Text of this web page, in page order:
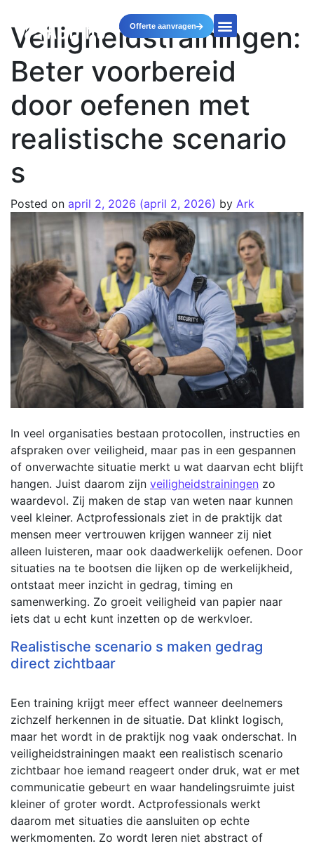
Offerte aanvragen
Veiligheidstrainingen:
Beter voorbereid
door oefenen met
realistische scenario
s
Posted on april 2, 2026 (april 2, 2026) by Ark
In veel organisaties bestaan protocollen, instructies en
afspraken over veiligheid, maar pas in een gespannen
of onverwachte situatie merkt u wat daarvan echt blijft
hangen. Juist daarom zijn veiligheidstrainingen zo
waardevol. Zij maken de stap van weten naar kunnen
veel kleiner. Actprofessionals ziet in de praktijk dat
mensen meer vertrouwen krijgen wanneer zij niet
alleen luisteren, maar ook daadwerkelijk oefenen. Door
situaties na te bootsen die lijken op de werkelijkheid,
ontstaat meer inzicht in gedrag, timing en
samenwerking. Zo groeit veiligheid van papier naar
iets dat u echt kunt inzetten op de werkvloer.
Realistische scenario s maken gedrag
direct zichtbaar
Een training krijgt meer effect wanneer deelnemers
zichzelf herkennen in de situatie. Dat klinkt logisch,
maar het wordt in de praktijk nog vaak onderschat. In
veiligheidstrainingen maakt een realistisch scenario
zichtbaar hoe iemand reageert onder druk, wat er met
communicatie gebeurt en waar handelingsruimte juist
kleiner of groter wordt. Actprofessionals werkt
daarom met situaties die aansluiten op echte
werkmomenten. Zo wordt leren niet abstract of